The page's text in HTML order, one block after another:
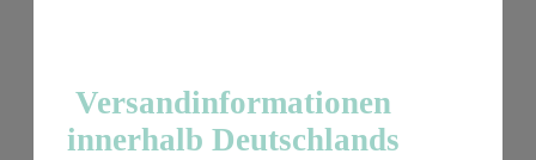
Versandinformationen
innerhalb Deutschlands